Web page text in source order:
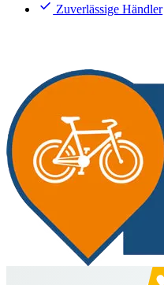
Zuverlässige Händler